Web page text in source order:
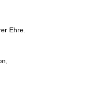
Ehre.